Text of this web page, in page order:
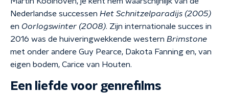
Nederlandse successen Het Schnitzelparadijs (2005)
en Oorlogswinter (2008). Zijn internationale succes in
2016 was de huiveringwekkende western Brimstone
met onder andere Guy Pearce, Dakota Fanning en, van
eigen bodem, Carice van Houten.
Een liefde voor genrefilms